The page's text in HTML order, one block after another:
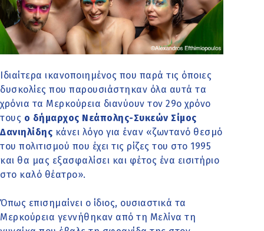
Ιδιαίτερα ικανοποιημένος που παρά τις όποιες
δυσκολίες που παρουσιάστηκαν όλα αυτά τα
χρόνια τα Μερκούρεια διανύουν τον 29ο χρόνο
τους ο δήμαρχος Νεάπολης-Συκεών Σίμος
Δανιηλίδης κάνει λόγο για έναν «ζωντανό θεσμό
του πολιτισμού που έχει τις ρίζες του στο 1995
και θα μας εξασφαλίσει και φέτος ένα εισιτήριο
στο καλό θέατρο».
Όπως επισημαίνει ο ίδιος, ουσιαστικά τα
Μερκούρεια γεννήθηκαν από τη Μελίνα τη